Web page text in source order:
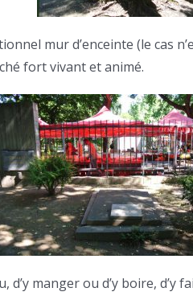
mur d’enceinte (le cas
fort vivant et animé.
d’y manger ou d’y boire,